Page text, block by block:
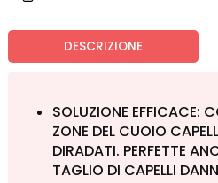
DESCRIZIONE
SOLUZIONE EFFICACE:
ZONE DEL CUOIO
DIRADATI. PERFETTE
TAGLIO DI CAPELLI